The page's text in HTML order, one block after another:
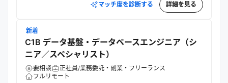
マッチ度を診断する 詳細を見る
新着
C1B データ基盤・データベースエンジニア（シ
ニア／スペシャリスト）
要相談
正社員/業務委託・副業・フリーランス
フルリモート